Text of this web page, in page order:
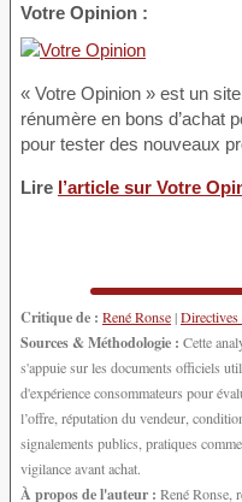
Votre Opinion :
« Votre Opinion » est un
rénumère en bons d’achat
pour tester des nouveaux
Lire l’article sur Votre
Critique de : René Ronse|Directives
Sources & Méthodologie : Cette
s'appuie sur les documents officiels
d'expérience consommateurs pour
l’offre, réputation du vendeur,
signalements publics, pratiques
vigilance avant achat.
À propos de l'auteur : René Ronse,